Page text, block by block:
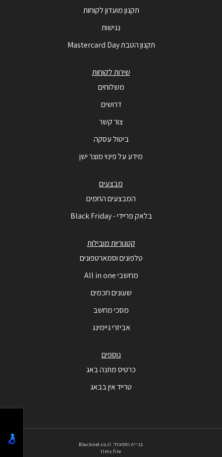
תקנון מועדון לקוחות
נגישות
תקנון הטבת Mastercard Day
שירות לקוחות
משלוחים
דרושים
צור קשר
ביטול עסקה
מידע על פינוי מוצר ישן
מבצעים
המבצעים החמים
בלאק פריידי - Black Friday
קטגוריות מובילות
טלפונים וסמארטפונים
מחשבי All in one
שעונים חכמים
מסכי מחשב
אביזרי גיימינג
נוספים
כרטיס מתנה באג
טרייד אין בבאג
בנייה ותפעול: Blacknet.co.il
llms file